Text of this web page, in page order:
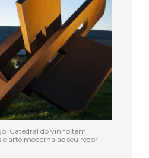
Catedral do vinho tem
arte moderna ao seu redor